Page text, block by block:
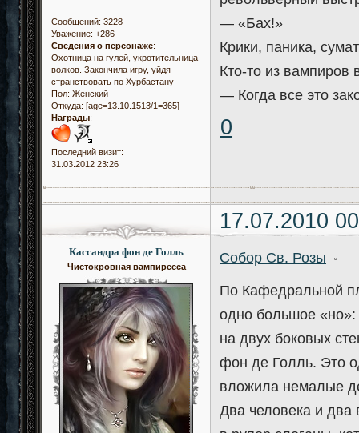
Сообщений: 3228
Уважение: +286
Сведения о персонаже:
Охотница на гулей, укротительница
волков. Закончила игру, уйдя
странствовать по Хурбастану
Пол: Женский
Откуда: [age=13.10.1513/1=365]
Награды:
Последний визит:
31.03.2012 23:26
— «Бах!»
Крики, паника,
Кто-то из вампиров
— Когда все это
0
17.07.2010
Кассандра фон де Голль
Чистокровная вампиресса
Собор Св. Розы
По Кафедральной
одно большое
на двух боковых
фон де Голль. Это
вложила немалые
Два человека и два